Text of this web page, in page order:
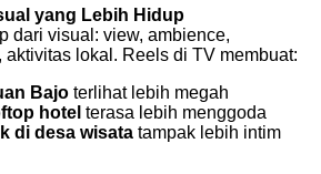
yang Lebih Hidup
dari visual: view, ambience,
aktivitas lokal. Reels di TV membuat:
Bajo terlihat lebih megah
hotel terasa lebih menggoda
di desa wisata tampak lebih intim